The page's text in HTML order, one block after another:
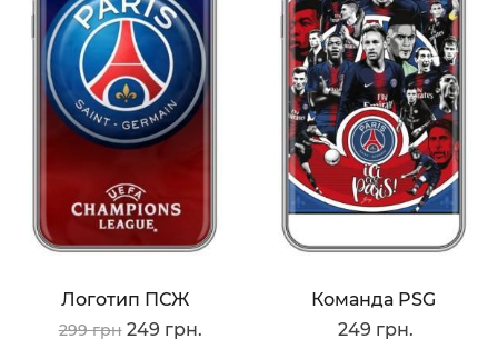
Логотип ПСЖ
299 грн 249 грн.
Команда PSG
249 грн.